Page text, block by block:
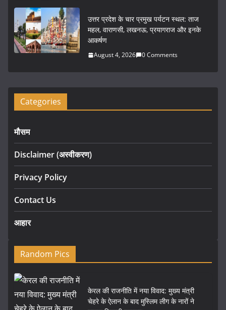
उत्तर प्रदेश के चार प्रमुख पर्यटन स्थल: ताज
महल, वाराणसी, लखनऊ, प्रयागराज और इनके
आकर्षण
August 4, 2026 0 Comments
Categories
मौसम
Disclaimer (अस्वीकरण)
Privacy Policy
Contact Us
आहार
Random Pics
केरल की राजनीति में नया विवाद: मुख्य मंत्री
चेहरे के ऐलान के बाद मुस्लिम लीग के नारों ने